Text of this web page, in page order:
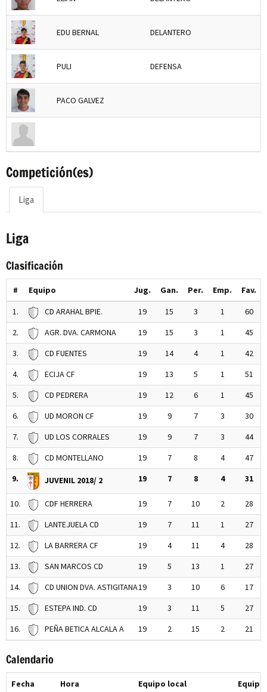
EDU BERNAL DELANTERO
PULI DEFENSA
PACO GALVEZ
Competición(es)
Liga
Liga
Clasificación
# Equipo Jug. Gan. Per. Emp. Fav.
1.
CD ARAHAL BPIE. 19 15 3 1
60
2.
AGR. DVA. CARMONA 19 15 3 1
45
3.
CD FUENTES 19 14 4 1
42
4.
ECIJA CF 19 13 5 1
51
5.
CD PEDRERA 19 12 6 1
45
6.
UD MORON CF 19 9 7 3
30
7.
UD LOS CORRALES 19 9 7 3
44
8.
CD MONTELLANO 19 7 8 4
47
9.
JUVENIL 2018/ 2 19 7 8 4 31
10. CDF HERRERA 19 7 10 2
28
11.
LANTEJUELA CD 19 7 11 1
27
12.
LA BARRERA CF 19 4 11 4
28
13.
SAN MARCOS CD 19 5 13 1
27
14.
CD UNION DVA. ASTIGITANA19 3 10 6
17
15.
ESTEPA IND. CD 19 3 11 5
27
16.
PEÑA BETICA ALCALA A 19 2 15 2 21
Calendario
Fecha Hora Equipo local